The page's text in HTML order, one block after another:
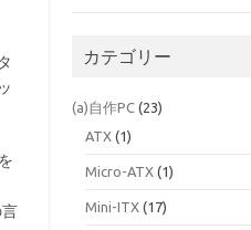
カテゴリー
(a)自作PC (23)
ATX (1)
Micro-ATX (1)
Mini-ITX (17)